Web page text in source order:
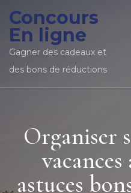
Concours
En ligne
Gagner des cadeaux et
des bons de réductions
Organiser
vacances
astuces